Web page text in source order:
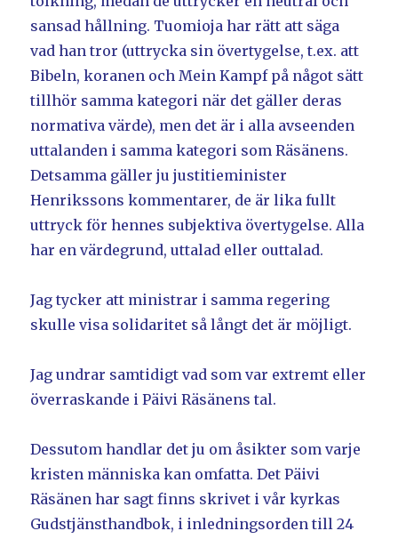
sansad hållning. Tuomioja har rätt att säga
vad han tror (uttrycka sin övertygelse, t.ex. att
Bibeln, koranen och Mein Kampf på något sätt
tillhör samma kategori när det gäller deras
normativa värde), men det är i alla avseenden
uttalanden i samma kategori som Räsänens.
Detsamma gäller ju justitieminister
Henrikssons kommentarer, de är lika fullt
uttryck för hennes subjektiva övertygelse. Alla
har en värdegrund, uttalad eller outtalad.
Jag tycker att ministrar i samma regering
skulle visa solidaritet så långt det är möjligt.
Jag undrar samtidigt vad som var extremt eller
överraskande i Päivi Räsänens tal.
Dessutom handlar det ju om åsikter som varje
kristen människa kan omfatta. Det Päivi
Räsänen har sagt finns skrivet i vår kyrkas
Gudstjänsthandbok, i inledningsorden till 24